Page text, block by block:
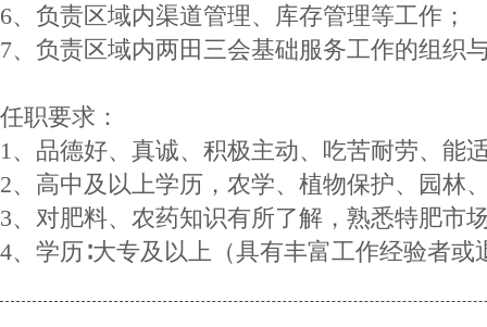
6、负责区域内渠道管理、库存管理等工作；
7、负责区域内两田三会基础服务工作的组织
任职要求：
1、品德好、真诚、积极主动、吃苦耐劳、能
2、高中及以上学历，农学、植物保护、园林
3、对肥料、农药知识有所了解，熟悉特肥市
4、学历∶大专及以上（具有丰富工作经验者